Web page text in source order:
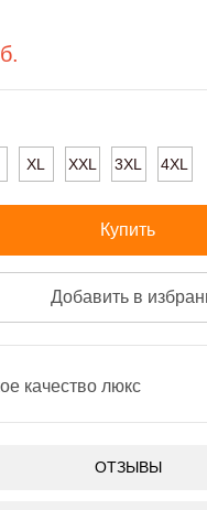
XL XXL 3XL 4XL
Купить
Добавить в
качество люкс
ОТЗЫВЫ